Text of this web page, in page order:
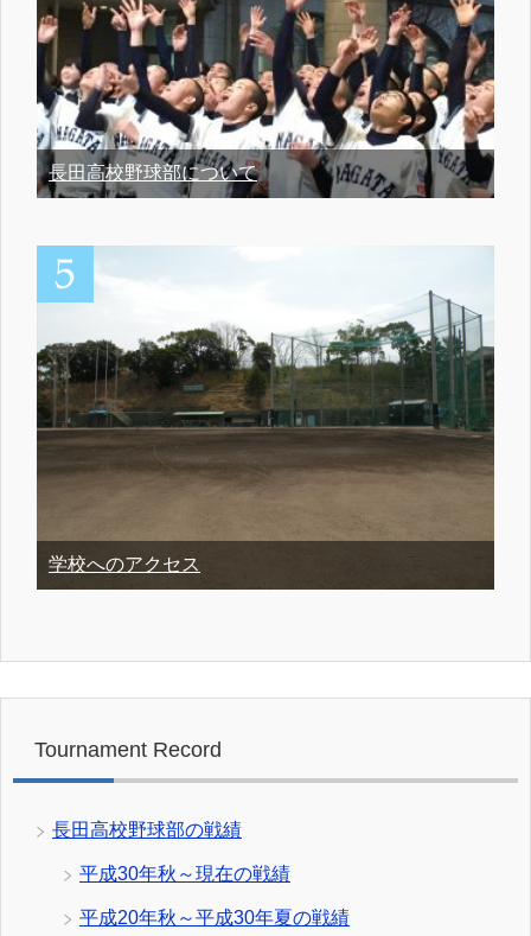
長田高校野球部について
学校へのアクセス
Tournament Record
長田高校野球部の戦績
平成30年秋～現在の戦績
平成20年秋～平成30年夏の戦績